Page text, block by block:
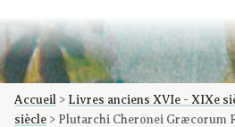
COLLECTIONS
FACTUMS
Les factums à la BU
Présentation du corpus de factums de
Bibliographie
Glossaire
Index de recherche
Accueil > Livres anciens XVIe - XIXe
siècle > Plutarchi Cheronei Græcorum